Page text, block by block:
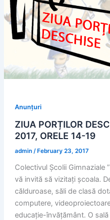
Anunțuri
ZIUA PORȚILOR
2017, ORELE 14-19
admin /February 23, 2017
Colectivul Școlii Gimnaziale
vă invită să vizitați școala.
călduroase, săli de clasă
computere,
educație-învățământ. O